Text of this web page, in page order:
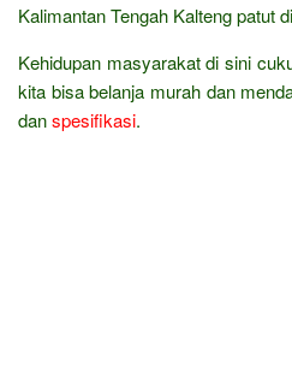
Kalimantan Tengah Kalteng patut
Kehidupan masyarakat di sini
kita bisa belanja murah dan
danspesifikasi.